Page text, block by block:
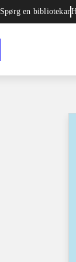
Spørg en bibliotekar